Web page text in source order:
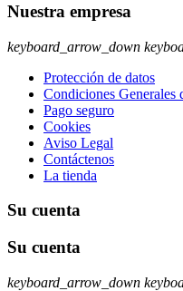
Nuestra empresa
keyboard_arrow_down
Protección de datos
Condiciones Generales
Pago seguro
Cookies
Aviso Legal
Contáctenos
La tienda
Su cuenta
Su cuenta
keyboard_arrow_down